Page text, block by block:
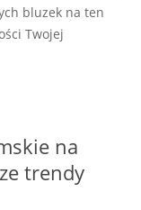
bluzek na ten
Twojej
na
trendy